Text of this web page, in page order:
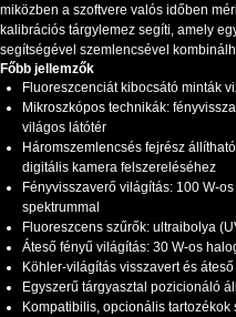
miközben a szoftvere valós időben
kalibrációs tárgylemez segíti, amely
segítségével szemlencsével
Főbb jellemzők
Fluoreszcenciát kibocsátó minták
Mikroszkópos technikák:
világos látótér
Háromszemlencsés fejrész
digitális kamera felszereléséhez
Fényvisszaverő világítás: 100 W-
spektrummal
Fluoreszcens szűrők: ultraibolya
Áteső fényű világítás: 30 W-os
Köhler-világítás visszavert és
Egyszerű tárgyasztal pozicionáló
Kompatibilis, opcionális tartozékok